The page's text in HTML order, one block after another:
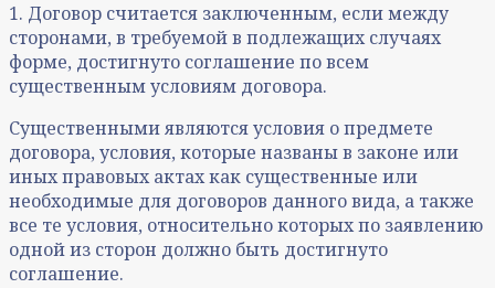
1. Договор считается заключенным, если между
сторонами, в требуемой в подлежащих случаях
форме, достигнуто соглашение по всем
существенным условиям договора.
Существенными являются условия о предмете
договора, условия, которые названы в законе или
иных правовых актах как существенные или
необходимые для договоров данного вида, а также
все те условия, относительно которых по заявлению
одной из сторон должно быть достигнуто
соглашение.